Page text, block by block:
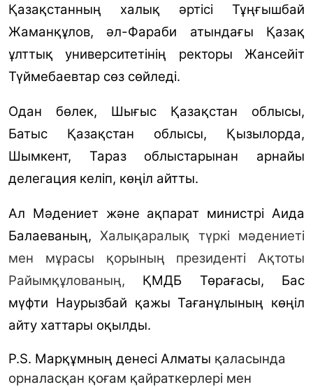
Қазақстанның халық әртісі Тұңғышбай
Жаманқұлов, әл-Фараби атындағы Қазақ
ұлттық университетінің ректоры Жансейіт
Түймебаевтар сөз сөйледі.
Одан бөлек, Шығыс Қазақстан облысы,
Батыс Қазақстан облысы, Қызылорда,
Шымкент, Тараз облыстарынан арнайы
делегация келіп, көңіл айтты.
Ал Мәдениет және ақпарат министрі Аида
Балаеваның,Халықаралық түркі мәдениеті
мен мұрасы қорының президенті Ақтоты
Райымқұлованың, ҚМДБ Төрағасы, Бас
мүфти Наурызбай қажы Тағанұлының көңіл
айту хаттары оқылды.
P.S. Марқұмның денесі Алматы қаласында
орналасқан қоғам қайраткерлері мен